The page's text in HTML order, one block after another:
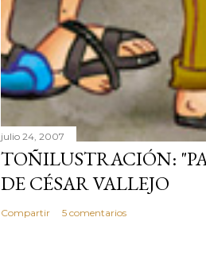
julio 24, 2007
TOÑILUSTRACIÓN:
DE CÉSAR VALLEJO
Compartir 5 comentarios